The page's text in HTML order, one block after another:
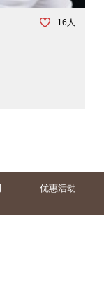
16 人
优惠活动